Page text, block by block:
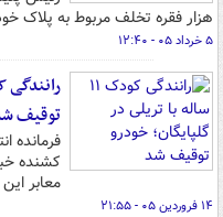
هزار فقره تخلف مربوط به پلاک
۵ خرداد ۰۵ - ۱۲:۴۰
توقیف
فرمانده
معابر
۱۴ فروردین ۰۵ - ۲۱:۵۵